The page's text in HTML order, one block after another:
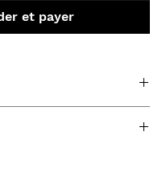
et payer